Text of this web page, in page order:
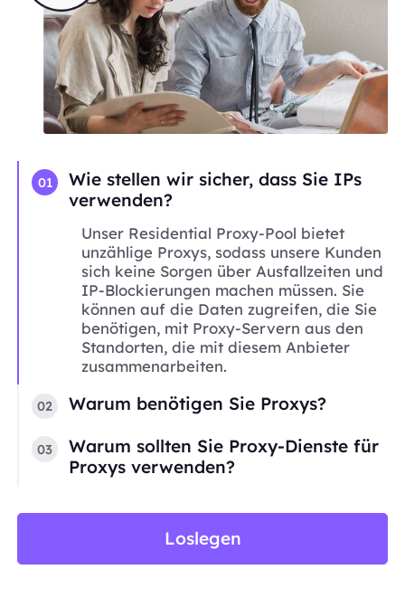
01
Wie stellen wir sicher, dass Sie IPs
verwenden?
Unser Residential Proxy-Pool bietet
unzählige Proxys, sodass unsere Kunden
sich keine Sorgen über Ausfallzeiten und
IP-Blockierungen machen müssen. Sie
können auf die Daten zugreifen, die Sie
benötigen, mit Proxy-Servern aus den
Standorten, die mit diesem Anbieter
zusammenarbeiten.
02 Warum benötigen Sie Proxys?
03
Warum sollten Sie Proxy-Dienste für
Proxys verwenden?
Loslegen